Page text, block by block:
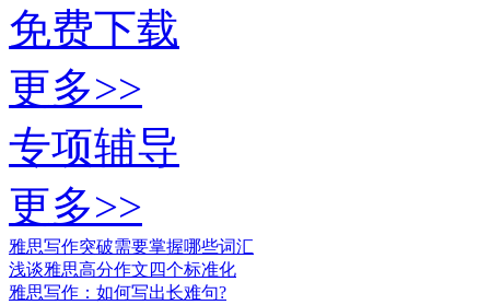
免费下载
更多>>
专项辅导
更多>>
雅思写作突破需要掌握哪些词汇
浅谈雅思高分作文四个标准化
雅思写作：如何写出长难句?